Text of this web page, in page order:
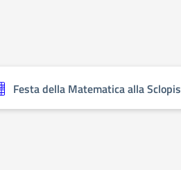
Festa della Matematica alla Sclopis